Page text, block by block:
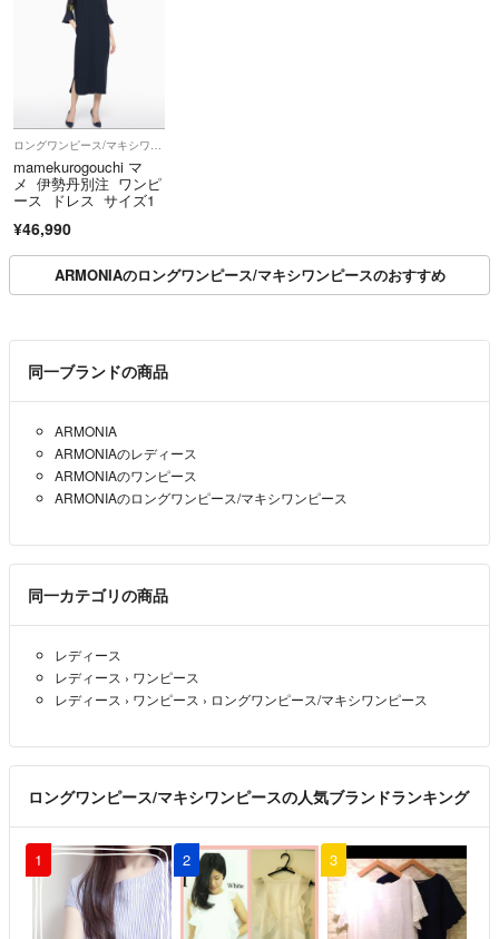
ロングワンピース/マキシワンピース
mamekurogouchi マ
メ 伊勢丹別注 ワンピ
ース ドレス サイズ1
¥46,990
ARMONIAのロングワンピース/マキシワンピースのおすすめ
同一ブランドの商品
ARMONIA
ARMONIAのレディース
ARMONIAのワンピース
ARMONIAのロングワンピース/マキシワンピース
同一カテゴリの商品
レディース
レディース › ワンピース
レディース › ワンピース › ロングワンピース/マキシワンピース
ロングワンピース/マキシワンピースの人気ブランドランキング
1 2 3